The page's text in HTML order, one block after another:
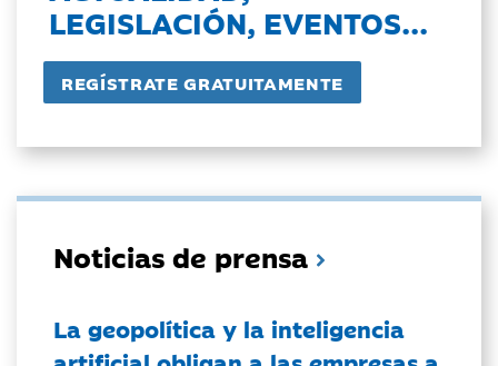
LEGISLACIÓN, EVENTOS...
Noticias de prensa
La geopolítica y la inteligencia